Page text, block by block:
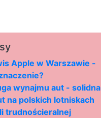
Apple w Warszawie -
wynajmu aut - solidna
na polskich lotniskach
trudnościeralnej